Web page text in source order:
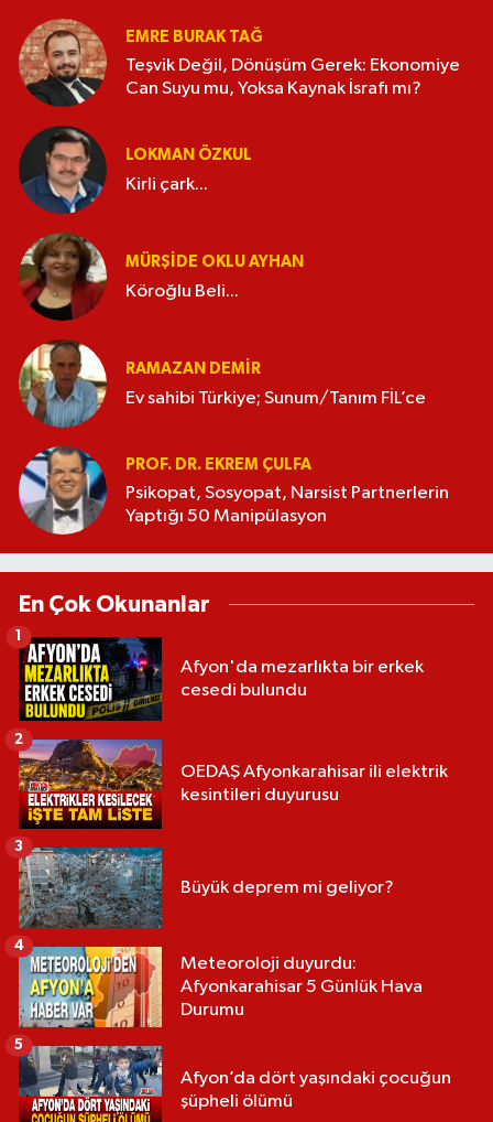
EMRE BURAK TAĞ
Teşvik Değil, Dönüşüm Gerek: Ekonomiye
Can Suyu mu, Yoksa Kaynak İsrafı mı?
LOKMAN ÖZKUL
Kirli çark...
MÜRŞIDE OKLU AYHAN
Köroğlu Beli...
RAMAZAN DEMİR
Ev sahibi Türkiye; Sunum/Tanım FİL’ce
PROF. DR. EKREM ÇULFA
Psikopat, Sosyopat, Narsist Partnerlerin
Yaptığı 50 Manipülasyon
En Çok Okunanlar
Afyon'da mezarlıkta bir erkek
cesedi bulundu
1
OEDAŞ Afyonkarahisar ili elektrik
kesintileri duyurusu
2
Büyük deprem mi geliyor?
3
Meteoroloji duyurdu:
Afyonkarahisar 5 Günlük Hava
Durumu
4
Afyon’da dört yaşındaki çocuğun
şüpheli ölümü
5